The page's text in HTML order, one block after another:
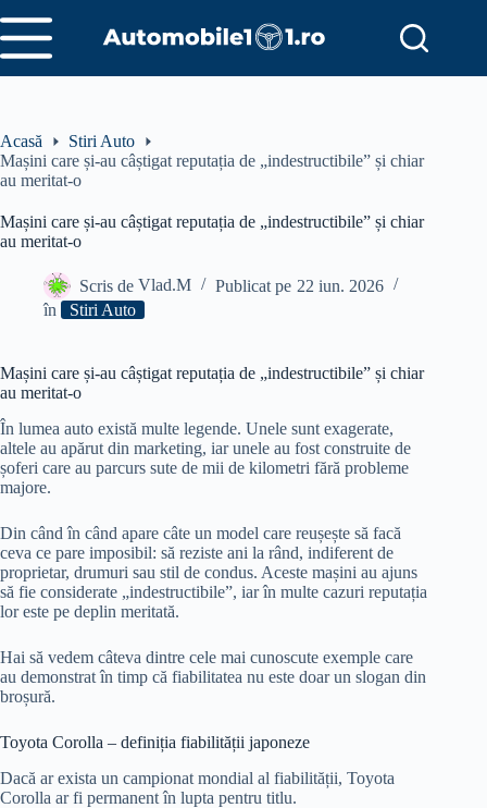
la
conținut
Acasă
Stiri Auto
Mașini care și-au câștigat reputația de „indestructibile” și chiar
au meritat-o
Mașini care și-au câștigat reputația de „indestructibile” și chiar
au meritat-o
Scris de Vlad.M Publicat pe 22 iun. 2026
în
Stiri Auto
Mașini care și-au câștigat reputația de „indestructibile” și chiar
au meritat-o
În lumea auto există multe legende. Unele sunt exagerate,
altele au apărut din marketing, iar unele au fost construite de
șoferi care au parcurs sute de mii de kilometri fără probleme
majore.
Din când în când apare câte un model care reușește să facă
ceva ce pare imposibil: să reziste ani la rând, indiferent de
proprietar, drumuri sau stil de condus. Aceste mașini au ajuns
să fie considerate „indestructibile”, iar în multe cazuri reputația
lor este pe deplin meritată.
Hai să vedem câteva dintre cele mai cunoscute exemple care
au demonstrat în timp că fiabilitatea nu este doar un slogan din
broșură.
Toyota Corolla – definiția fiabilității japoneze
Dacă ar exista un campionat mondial al fiabilității, Toyota
Corolla ar fi permanent în lupta pentru titlu.